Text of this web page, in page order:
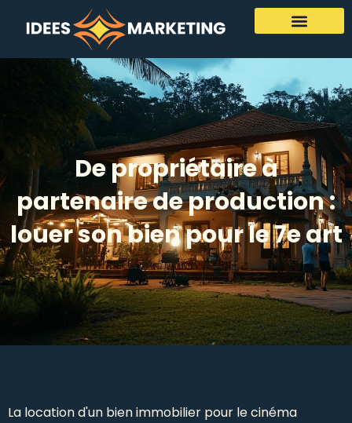
De propriétaire à
partenaire de production :
louer son bien pour le 7e art
La location d'un bien immobilier pour le cinéma